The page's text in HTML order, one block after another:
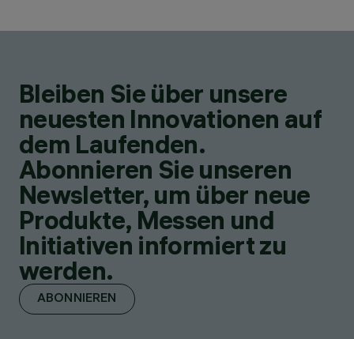
Bleiben Sie über unsere
neuesten Innovationen auf
dem Laufenden.
Abonnieren Sie unseren
Newsletter, um über neue
Produkte, Messen und
Initiativen informiert zu
werden.
ABONNIEREN